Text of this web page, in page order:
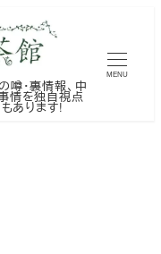
・裏情報、中
情を独自視点
あります!
MENU